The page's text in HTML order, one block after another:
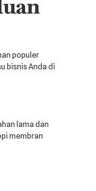
populer
bisnis Anda di
lama dan
membran